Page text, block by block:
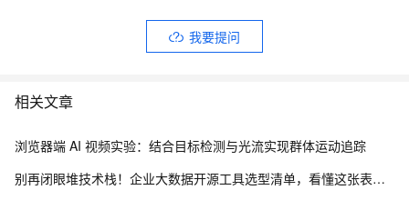
我要提问
相关文章
浏览器端 AI 视频实验：结合目标检测与光流实现群体运动追踪
别再闭眼堆技术栈！企业大数据开源工具选型清单，看懂这张表少走3年弯路